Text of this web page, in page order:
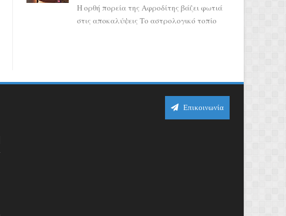
Η ορθή πορεία της Αφροδίτης βάζει φωτιά
στις αποκαλύψεις Το αστρολογικό τοπίο
Επικοινωνία